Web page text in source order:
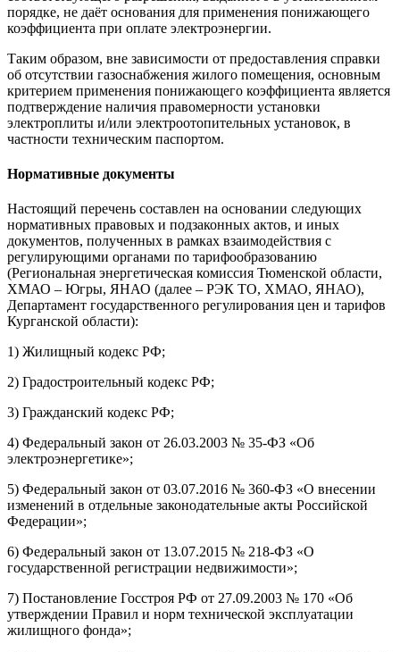
порядке, не даёт основания для применения понижающего
коэффициента при оплате электроэнергии.
Таким образом, вне зависимости от предоставления справки
об отсутствии газоснабжения жилого помещения, основным
критерием применения понижающего коэффициента является
подтверждение наличия правомерности установки
электроплиты и/или электроотопительных установок, в
частности техническим паспортом.
Нормативные документы
Настоящий перечень составлен на основании следующих
нормативных правовых и подзаконных актов, и иных
документов, полученных в рамках взаимодействия с
регулирующими органами по тарифообразованию
(Региональная энергетическая комиссия Тюменской области,
ХМАО – Югры, ЯНАО (далее – РЭК ТО, ХМАО, ЯНАО),
Департамент государственного регулирования цен и тарифов
Курганской области):
1) Жилищный кодекс РФ;
2) Градостроительный кодекс РФ;
3) Гражданский кодекс РФ;
4) Федеральный закон от 26.03.2003 № 35-ФЗ «Об
электроэнергетике»;
5) Федеральный закон от 03.07.2016 № 360-ФЗ «О внесении
изменений в отдельные законодательные акты Российской
Федерации»;
6) Федеральный закон от 13.07.2015 № 218-ФЗ «О
государственной регистрации недвижимости»;
7) Постановление Госстроя РФ от 27.09.2003 № 170 «Об
утверждении Правил и норм технической эксплуатации
жилищного фонда»;